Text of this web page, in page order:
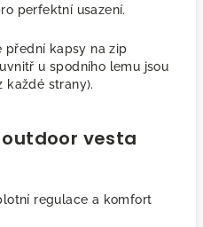
perfektní usazení.
přední kapsy na zip
u spodního lemu jsou
každé strany).
vesta
regulace a komfort